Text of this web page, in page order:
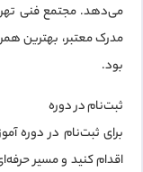
می‌دهد.مجتمع فنی
مدرک معتبر، بهترین
بود.
ثبت‌نام در دوره
اقدام کنید و مسیر